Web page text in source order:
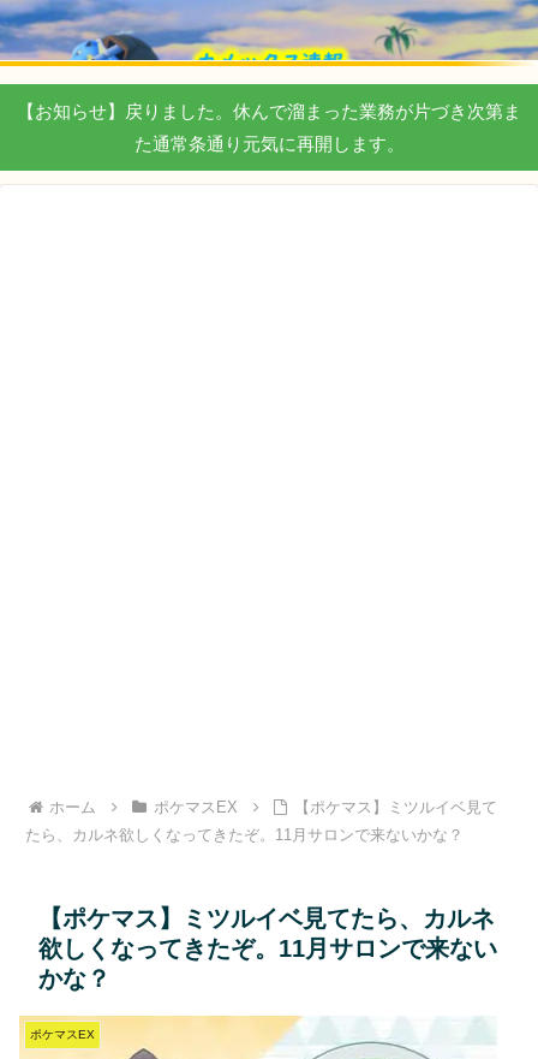
【お知らせ】戻りました。休んで溜まった業務が片づき次第ま
た通常条通り元気に再開します。
ホーム ポケマスEX
【ポケマス】ミツルイベ見て
たら、カルネ欲しくなってきたぞ。11月サロンで来ないかな？
【ポケマス】ミツルイベ見てたら、カルネ
欲しくなってきたぞ。11月サロンで来ない
かな？
ポケマスEX